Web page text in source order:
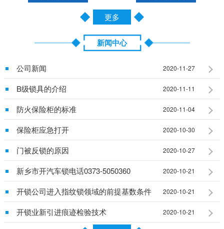
更多
新闻中心
公司新闻 2020-11-27
B级锁具的介绍 2020-11-11
防火保险柜的标准 2020-11-04
保险柜应急打开 2020-10-30
门被反锁的原因 2020-10-27
新乡市开汽车锁电话0373-5050360 2020-10-21
开锁公司进入指纹锁领域的前提基数条件 2020-10-21
开锁业新引进痕迹检验技术 2020-10-21